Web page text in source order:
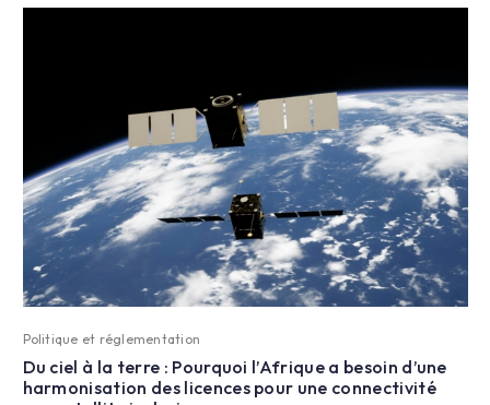
Politique et réglementation
Du ciel à la terre : Pourquoi l’Afrique a besoin d’une
harmonisation des licences pour une connectivité